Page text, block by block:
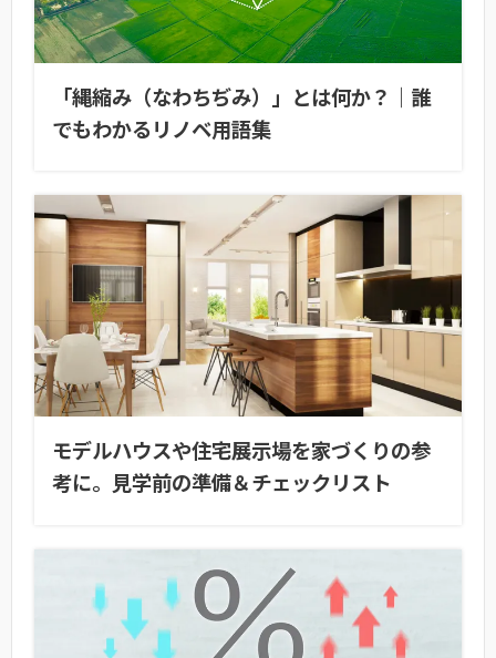
「縄縮み（なわちぢみ）」とは何か？｜誰
でもわかるリノベ用語集
モデルハウスや住宅展示場を家づくりの参
考に。見学前の準備＆チェックリスト